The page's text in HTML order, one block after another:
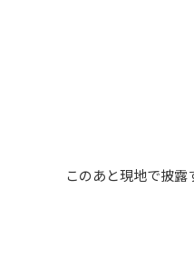
このあと現地で披露